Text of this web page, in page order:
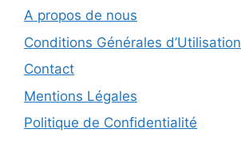
A propos de nous
Conditions Générales d’Utilisation
Contact
Mentions Légales
Politique de Confidentialité